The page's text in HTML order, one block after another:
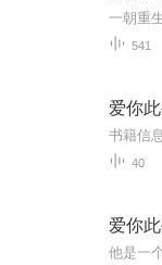
541
爱你
40
爱你